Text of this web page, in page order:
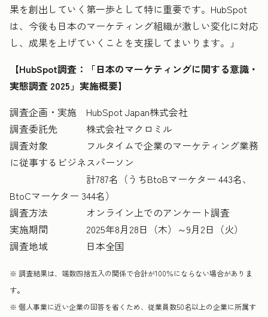
果を創出していく第一歩として特に重要です。HubSpot
は、今後も日本のマーケティング組織が激しい変化に対応
し、成果を上げていくことを支援してまいります。」
【HubSpot調査：「日本のマーケティングに関する意識・
実態調査 2025」実施概要】
調査企画・実施 HubSpot Japan株式会社
調査委託先 株式会社マクロミル
調査対象 フルタイムで企業のマーケティング業務
に従事するビジネスパーソン
計787名（うちBtoBマーケター 443名、
BtoCマーケター 344名）
調査方法 オンライン上でのアンケート調査
実施期間 2025年8月28日（木）～9月2日（火）
調査地域 日本全国
※ 調査結果は、端数四捨五入の関係で合計が100％にならない場合がありま
す。
※ 個人事業に近い企業の回答を省くため、従業員数50名以上の企業に所属す